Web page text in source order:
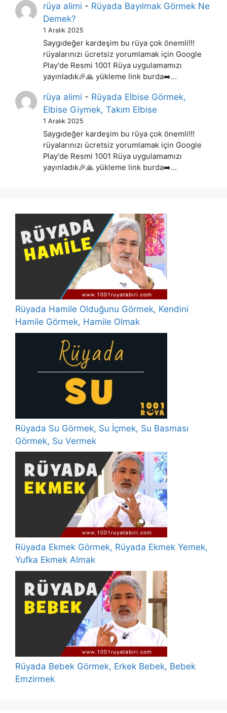
rüya alimi - Rüyada Bayılmak Görmek Ne
Demek?
1 Aralık 2025
Saygıdeğer kardeşim bu rüya çok önemli!!!
rüyalarınızı ücretsiz yorumlamak için Google
Play'de Resmi 1001 Rüya uygulamamızı
yayınladık🎉🙏 yükleme link burda➡️…
rüya alimi - Rüyada Elbise Görmek,
Elbise Giymek, Takım Elbise
1 Aralık 2025
Saygıdeğer kardeşim bu rüya çok önemli!!!
rüyalarınızı ücretsiz yorumlamak için Google
Play'de Resmi 1001 Rüya uygulamamızı
yayınladık🎉🙏 yükleme link burda➡️…
Rüyada Hamile Olduğunu Görmek, Kendini
Hamile Görmek, Hamile Olmak
Rüyada Su Görmek, Su İçmek, Su Basması
Görmek, Su Vermek
Rüyada Ekmek Görmek, Rüyada Ekmek Yemek,
Yufka Ekmek Almak
Rüyada Bebek Görmek, Erkek Bebek, Bebek
Emzirmek